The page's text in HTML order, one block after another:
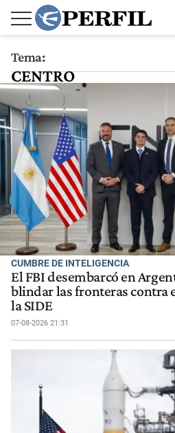
Tema:
CENTRO
CUMBRE DE INTELIGENCIA
El FBI desembarcó en
blindar las fronteras contra
la SIDE
07-08-2026 21:31